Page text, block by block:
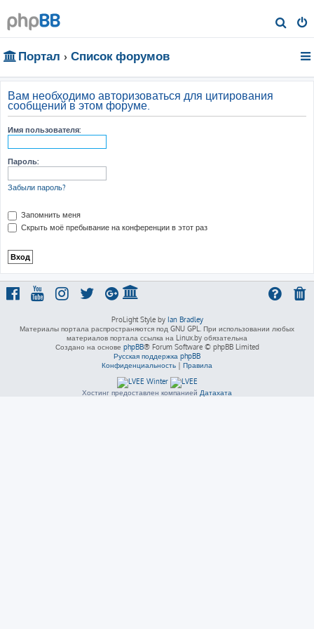
о
Портал Список форумов
Вам необходимо авторизоваться для цитирования
сообщений в этом форуме.
Имя пользователя:
Пароль:
Забыли пароль?
Запомнить меня
Скрыть моё пребывание на конференции в этот раз
ProLight Style by Ian Bradley
Материалы портала распространяются под GNU GPL. При использовании любых
материалов портала ссылка на Linux.by обязательна
Создано на основе phpBB® Forum Software © phpBB Limited
Русская поддержка phpBB
Конфиденциальность | Правила
Хостинг предоставлен компанией Датахата